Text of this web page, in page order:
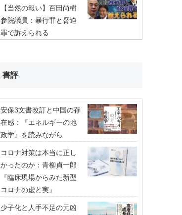
【当然の報い】百田尚樹
参院議員：暴行罪と脅迫
罪で訴えられる
書評
安保3文書改訂と中国の存
在感：『エネルギーの地
政学』を読みながら
コロナ対策は本当に正し
かったのか：青柳貞一郎
『臨床現場からみた新型
コロナの虚と実』
少子化と人手不足の元凶